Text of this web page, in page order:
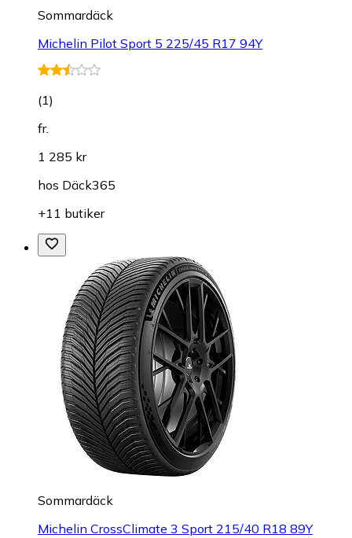
Sommardäck
Michelin Pilot Sport 5 225/45 R17 94Y
(1)
fr.
1 285 kr
hos Däck365
+11 butiker
Sommardäck
Michelin CrossClimate 3 Sport 215/40 R18 89Y